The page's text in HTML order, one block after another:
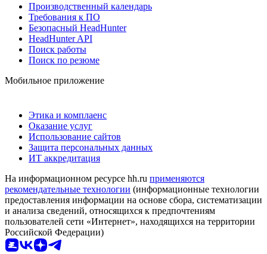
Производственный календарь
Требования к ПО
Безопасный HeadHunter
HeadHunter API
Поиск работы
Поиск по резюме
Мобильное приложение
Этика и комплаенс
Оказание услуг
Использование сайтов
Защита персональных данных
ИТ аккредитация
На информационном ресурсе hh.ru применяются
рекомендательные технологии (информационные технологии
предоставления информации на основе сбора, систематизации
и анализа сведений, относящихся к предпочтениям
пользователей сети «Интернет», находящихся на территории
Российской Федерации)